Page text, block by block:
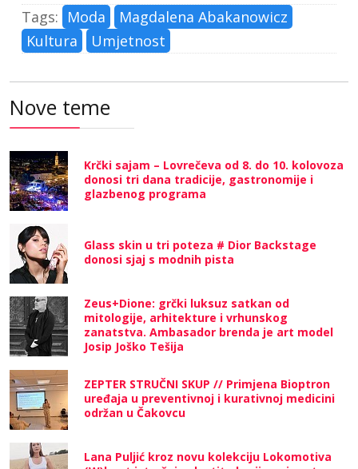
Tags: Moda
Magdalena Abakanowicz
Kultura
Umjetnost
Nove teme
Krčki sajam – Lovrečeva od 8. do 10. kolovoza
donosi tri dana tradicije, gastronomije i
glazbenog programa
Glass skin u tri poteza # Dior Backstage
donosi sjaj s modnih pista
Zeus+Dione: grčki luksuz satkan od
mitologije, arhitekture i vrhunskog
zanatstva. Ambasador brenda je art model
Josip Joško Tešija
ZEPTER STRUČNI SKUP // Primjena Bioptron
uređaja u preventivnoj i kurativnoj medicini
održan u Čakovcu
Lana Puljić kroz novu kolekciju Lokomotiva